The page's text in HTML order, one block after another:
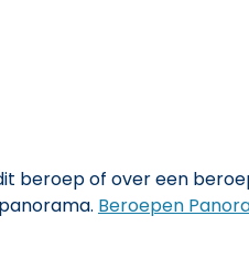
beroep of over een
Beroepen